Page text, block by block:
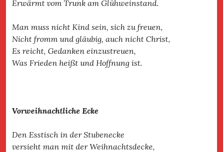
Erwärmt vom Trunk am Glühweinstand.
Man muss nicht Kind sein, sich zu freuen,
Nicht fromm und gläubig, auch nicht Christ,
Es reicht, Gedanken einzustreuen,
Was Frieden heißt und Hoffnung ist.
Vorweihnachtliche Ecke
Den Esstisch in der Stubenecke
versieht man mit der Weihnachtsdecke,